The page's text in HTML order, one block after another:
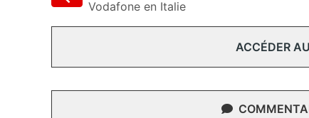
Vodafone en Italie
ACCÉDER